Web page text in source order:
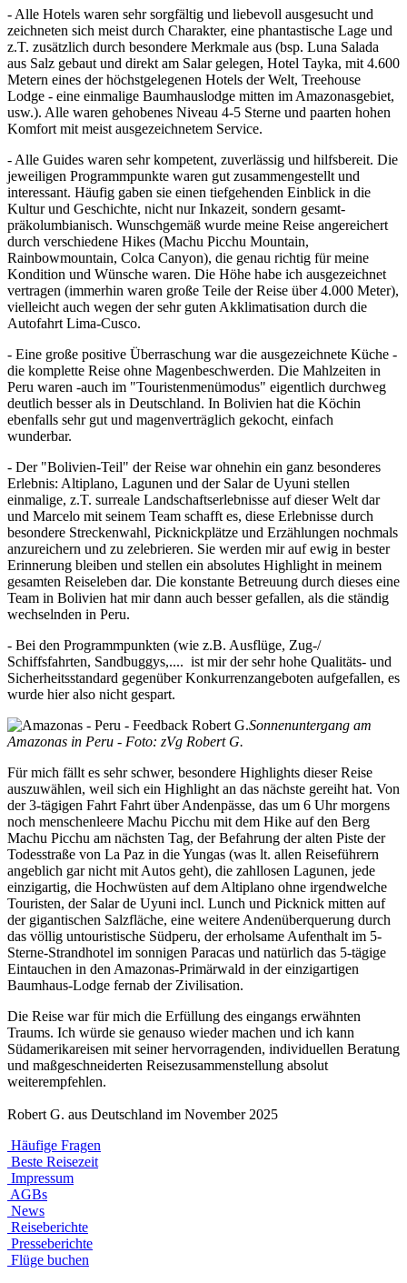
- Alle Hotels waren sehr sorgfältig und liebevoll ausgesucht und
zeichneten sich meist durch Charakter, eine phantastische Lage und
z.T. zusätzlich durch besondere Merkmale aus (bsp. Luna Salada
aus Salz gebaut und direkt am Salar gelegen, Hotel Tayka, mit 4.600
Metern eines der höchstgelegenen Hotels der Welt, Treehouse
Lodge - eine einmalige Baumhauslodge mitten im Amazonasgebiet,
usw.). Alle waren gehobenes Niveau 4-5 Sterne und paarten hohen
Komfort mit meist ausgezeichnetem Service.
- Alle Guides waren sehr kompetent, zuverlässig und hilfsbereit. Die
jeweiligen Programmpunkte waren gut zusammengestellt und
interessant. Häufig gaben sie einen tiefgehenden Einblick in die
Kultur und Geschichte, nicht nur Inkazeit, sondern gesamt-
präkolumbianisch. Wunschgemäß wurde meine Reise angereichert
durch verschiedene Hikes (Machu Picchu Mountain,
Rainbowmountain, Colca Canyon), die genau richtig für meine
Kondition und Wünsche waren. Die Höhe habe ich ausgezeichnet
vertragen (immerhin waren große Teile der Reise über 4.000 Meter),
vielleicht auch wegen der sehr guten Akklimatisation durch die
Autofahrt Lima-Cusco.
- Eine große positive Überraschung war die ausgezeichnete Küche -
die komplette Reise ohne Magenbeschwerden. Die Mahlzeiten in
Peru waren -auch im "Touristenmenümodus" eigentlich durchweg
deutlich besser als in Deutschland. In Bolivien hat die Köchin
ebenfalls sehr gut und magenverträglich gekocht, einfach
wunderbar.
- Der "Bolivien-Teil" der Reise war ohnehin ein ganz besonderes
Erlebnis: Altiplano, Lagunen und der Salar de Uyuni stellen
einmalige, z.T. surreale Landschaftserlebnisse auf dieser Welt dar
und Marcelo mit seinem Team schafft es, diese Erlebnisse durch
besondere Streckenwahl, Picknickplätze und Erzählungen nochmals
anzureichern und zu zelebrieren. Sie werden mir auf ewig in bester
Erinnerung bleiben und stellen ein absolutes Highlight in meinem
gesamten Reiseleben dar. Die konstante Betreuung durch dieses eine
Team in Bolivien hat mir dann auch besser gefallen, als die ständig
wechselnden in Peru.
- Bei den Programmpunkten (wie z.B. Ausflüge, Zug-/
Schiffsfahrten, Sandbuggys,.... ist mir der sehr hohe Qualitäts- und
Sicherheitsstandard gegenüber Konkurrenzangeboten aufgefallen, es
wurde hier also nicht gespart.
Sonnenuntergang am
Amazonas in Peru - Foto: zVg Robert G.
Für mich fällt es sehr schwer, besondere Highlights dieser Reise
auszuwählen, weil sich ein Highlight an das nächste gereiht hat. Von
der 3-tägigen Fahrt Fahrt über Andenpässe, das um 6 Uhr morgens
noch menschenleere Machu Picchu mit dem Hike auf den Berg
Machu Picchu am nächsten Tag, der Befahrung der alten Piste der
Todesstraße von La Paz in die Yungas (was lt. allen Reiseführern
angeblich gar nicht mit Autos geht), die zahllosen Lagunen, jede
einzigartig, die Hochwüsten auf dem Altiplano ohne irgendwelche
Touristen, der Salar de Uyuni incl. Lunch und Picknick mitten auf
der gigantischen Salzfläche, eine weitere Andenüberquerung durch
das völlig untouristische Südperu, der erholsame Aufenthalt im 5-
Sterne-Strandhotel im sonnigen Paracas und natürlich das 5-tägige
Eintauchen in den Amazonas-Primärwald in der einzigartigen
Baumhaus-Lodge fernab der Zivilisation.
Die Reise war für mich die Erfüllung des eingangs erwähnten
Traums. Ich würde sie genauso wieder machen und ich kann
Südamerikareisen mit seiner hervorragenden, individuellen Beratung
und maßgeschneiderten Reisezusammenstellung absolut
weiterempfehlen.
Robert G. aus Deutschland im November 2025
Häufige Fragen
Beste Reisezeit
Impressum
AGBs
News
Reiseberichte
Presseberichte
Flüge buchen